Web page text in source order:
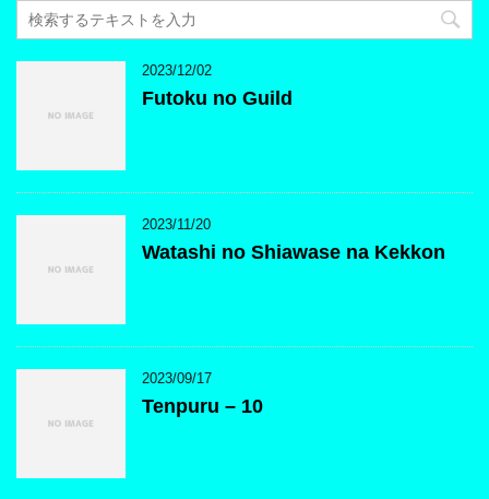
2023/12/02
Futoku no Guild
2023/11/20
Watashi no Shiawase na Kekkon
2023/09/17
Tenpuru – 10